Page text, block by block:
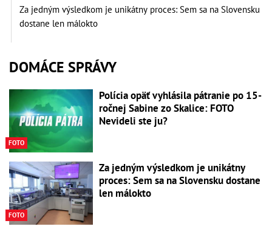
Za jedným výsledkom je unikátny proces: Sem sa na Slovensku
dostane len málokto
DOMÁCE SPRÁVY
FOTO
Polícia opäť vyhlásila pátranie po 15-
ročnej Sabine zo Skalice: FOTO
Nevideli ste ju?
FOTO
Za jedným výsledkom je unikátny
proces: Sem sa na Slovensku dostane
len málokto